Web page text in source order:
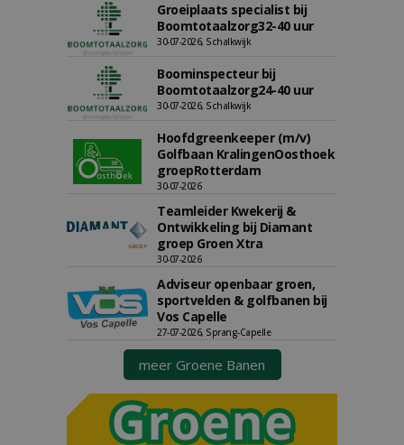
Groeiplaats specialist bij
Boomtotaalzorg32-40 uur
30-07-2026, Schalkwijk
Boominspecteur bij
Boomtotaalzorg24-40 uur
30-07-2026, Schalkwijk
Hoofdgreenkeeper (m/v)
Golfbaan KralingenOosthoek
groepRotterdam
30-07-2026
Teamleider Kwekerij &
Ontwikkeling bij Diamant
groep Groen Xtra
30-07-2026
Adviseur openbaar groen,
sportvelden & golfbanen bij
Vos Capelle
27-07-2026, Sprang-Capelle
meer Groene Banen